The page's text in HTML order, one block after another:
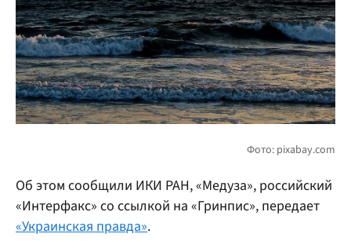
Об этом сообщили ИКИ РАН, «Медуза», российский
«Интерфакс» со ссылкой на «Гринпис», передает
«Украинская правда».